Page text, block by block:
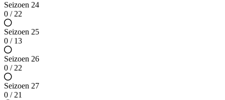
Seizoen 24
0 / 22
Seizoen 25
0 / 13
Seizoen 26
0 / 22
Seizoen 27
0 / 21